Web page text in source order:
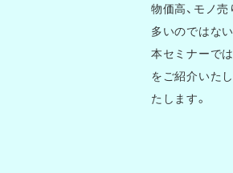
物価高、モノ
多いのではない
本セミナーで
をご紹介いた
たします。